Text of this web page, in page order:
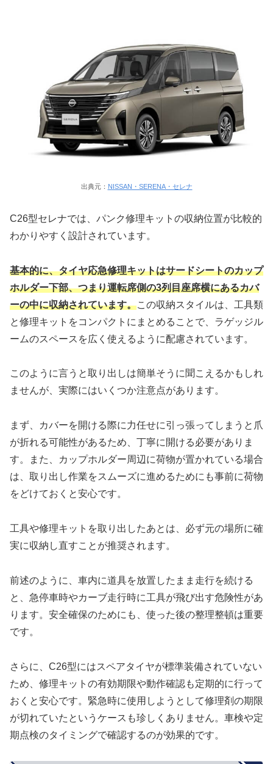
出典元： NISSAN・SERENA・セレナ
C26型セレナでは、パンク修理キットの収納位置が比較的
わかりやすく設計されています。
基本的に、タイヤ応急修理キットはサードシートのカップ
ホルダー下部、つまり運転席側の3列目座席横にあるカバ
ーの中に収納されています。この収納スタイルは、工具類
と修理キットをコンパクトにまとめることで、ラゲッジル
ームのスペースを広く使えるように配慮されています。
このように言うと取り出しは簡単そうに聞こえるかもしれ
ませんが、実際にはいくつか注意点があります。
まず、カバーを開ける際に力任せに引っ張ってしまうと爪
が折れる可能性があるため、丁寧に開ける必要がありま
す。また、カップホルダー周辺に荷物が置かれている場合
は、取り出し作業をスムーズに進めるためにも事前に荷物
をどけておくと安心です。
工具や修理キットを取り出したあとは、必ず元の場所に確
実に収納し直すことが推奨されます。
前述のように、車内に道具を放置したまま走行を続ける
と、急停車時やカーブ走行時に工具が飛び出す危険性があ
ります。安全確保のためにも、使った後の整理整頓は重要
です。
さらに、C26型にはスペアタイヤが標準装備されていない
ため、修理キットの有効期限や動作確認も定期的に行って
おくと安心です。緊急時に使用しようとして修理剤の期限
が切れていたというケースも珍しくありません。車検や定
期点検のタイミングで確認するのが効果的です。